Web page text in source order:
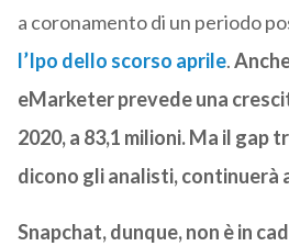
a coronamento di un periodo
l’Ipo dello scorso aprile.
eMarketer prevede una
2020, a 83,1 milioni. Ma il gap
dicono gli analisti, continuerà
Snapchat, dunque, non è in